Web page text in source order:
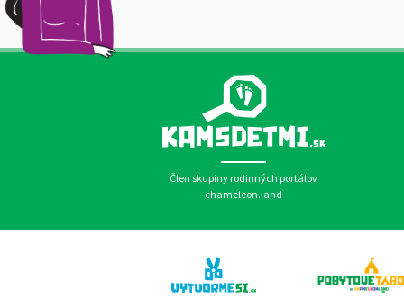
Člen skupiny rodinných portálov
chameleon.land